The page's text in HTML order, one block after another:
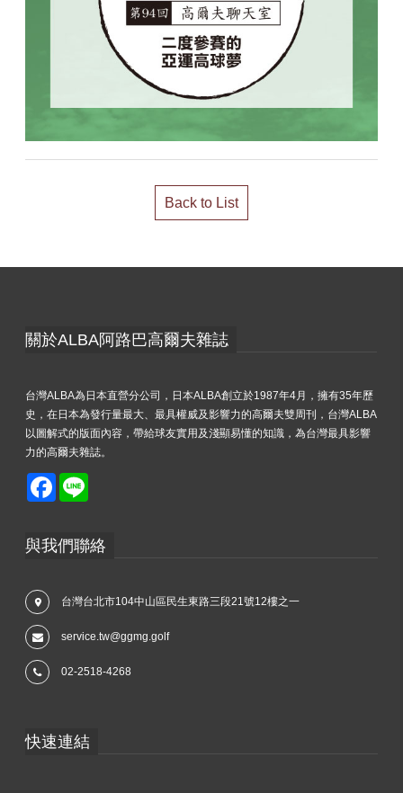
Back to List
關於ALBA阿路巴高爾夫雜誌
台灣ALBA為日本直營分公司，日本ALBA創立於1987年4月，擁有35年歷
史，在日本為發行量最大、最具權威及影響力的高爾夫雙周刊，台灣ALBA
以圖解式的版面內容，帶給球友實用及淺顯易懂的知識，為台灣最具影響
力的高爾夫雜誌。
Facebook
與我們聯絡
台灣台北市104中山區民生東路三段21號12樓之一
service.tw@ggmg.golf
02-2518-4268
快速連結